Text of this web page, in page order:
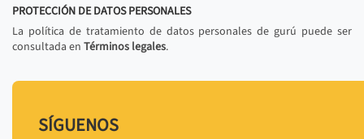
PROTECCIÓN DE DATOS PERSONALES
La política de tratamiento de datos personales de gurú puede ser
consultada en Términos legales.
SÍGUENOS